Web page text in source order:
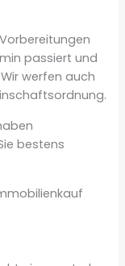
passiert und
werfen auch
bestens